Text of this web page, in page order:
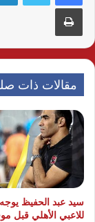
طباعة
مقالات ذات
سيد عبد الحفيظ
للاعبي الأهلي قبل